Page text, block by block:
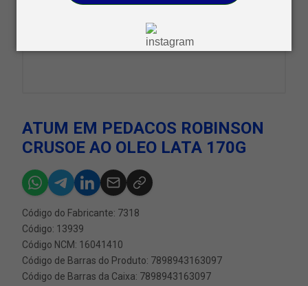
ATUM EM PEDACOS ROBINSON
CRUSOE AO OLEO LATA 170G
Código do Fabricante: 7318
Código: 13939
Código NCM: 16041410
Código de Barras do Produto: 7898943163097
Código de Barras da Caixa: 7898943163097